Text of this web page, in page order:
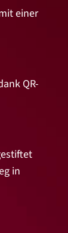
einer
QR-
in